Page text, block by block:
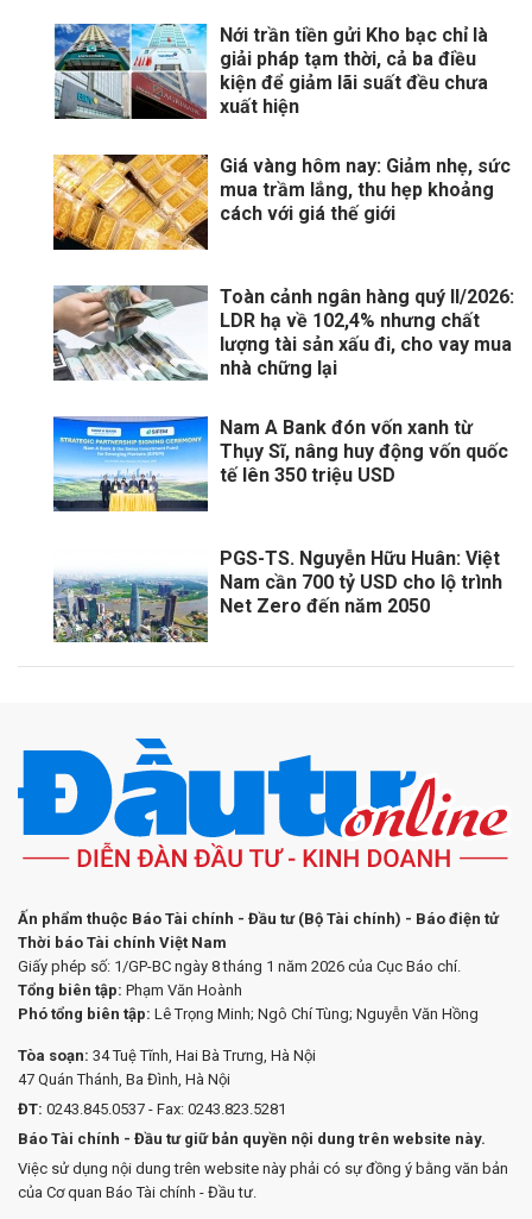
Nới trần tiền gửi Kho bạc chỉ là
giải pháp tạm thời, cả ba điều
kiện để giảm lãi suất đều chưa
xuất hiện
Giá vàng hôm nay: Giảm nhẹ, sức
mua trầm lắng, thu hẹp khoảng
cách với giá thế giới
Toàn cảnh ngân hàng quý II/2026:
LDR hạ về 102,4% nhưng chất
lượng tài sản xấu đi, cho vay mua
nhà chững lại
Nam A Bank đón vốn xanh từ
Thụy Sĩ, nâng huy động vốn quốc
tế lên 350 triệu USD
PGS-TS. Nguyễn Hữu Huân: Việt
Nam cần 700 tỷ USD cho lộ trình
Net Zero đến năm 2050
Ấn phẩm thuộc Báo Tài chính - Đầu tư (Bộ Tài chính) - Báo điện tử
Thời báo Tài chính Việt Nam
Giấy phép số: 1/GP-BC ngày 8 tháng 1 năm 2026 của Cục Báo chí.
Tổng biên tập: Phạm Văn Hoành
Phó tổng biên tập: Lê Trọng Minh; Ngô Chí Tùng; Nguyễn Văn Hồng
Tòa soạn: 34 Tuệ Tĩnh, Hai Bà Trưng, Hà Nội
47 Quán Thánh, Ba Đình, Hà Nội
ĐT: 0243.845.0537 - Fax: 0243.823.5281
Báo Tài chính - Đầu tư giữ bản quyền nội dung trên website này.
Việc sử dụng nội dung trên website này phải có sự đồng ý bằng văn bản
của Cơ quan Báo Tài chính - Đầu tư.